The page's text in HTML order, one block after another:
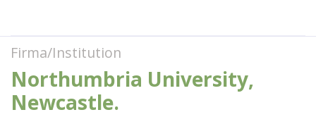
Firma/Institution
Northumbria University,
Newcastle.